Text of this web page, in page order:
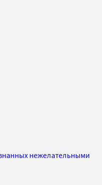
нежелательными